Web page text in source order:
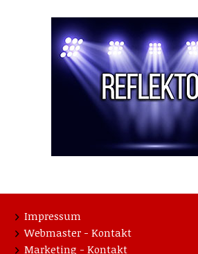
Impressum
Webmaster - Kontakt
Marketing - Kontakt